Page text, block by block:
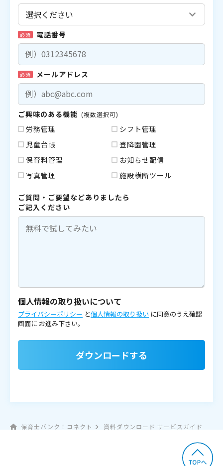
必須 電話番号
必須 メールアドレス
ご興味のある機能 (複数選択可)
労務管理
シフト管理
児童台帳
登降園管理
保育料管理
お知らせ配信
写真管理
施設横断ツール
ご質問・ご要望などありましたら
ご記入ください
個人情報の取り扱いについて
プライバシーポリシー と個人情報の取り扱い に同意のうえ確認
画面に お進み下さい。
ダウンロードする
保育士バンク！コネクト 資料ダウンロード サービスガイド